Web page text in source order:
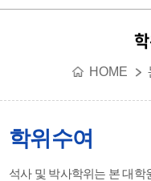
HOME
학위수여
석사 및 박사학위는 본 대학